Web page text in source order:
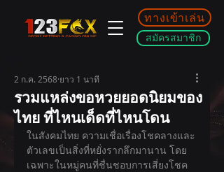
สมัครสมาชิก
ทางเข้าเล่น
รวมแหล่งขอหวยยอดนิยมของ
ไทย ที่ไหนเด็ดที่ไหนโดน
2 ก.ค. 2568 ยาว 1 นาที
ในสังคมไทย ความเชื่อเรื่องโชคลางและ
ตัวเลขเป็นสิ่งที่หยั่งรากลึกมานาน โดย
เฉพาะในหมู่คนที่ชื่นชอบการเสี่ยงโชค